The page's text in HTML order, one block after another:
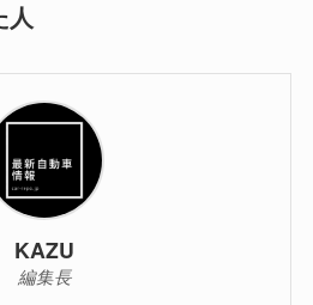
人
KAZU
編集長